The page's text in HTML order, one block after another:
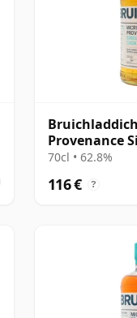
Provenance
2011 13 años
70cl • 62.8%
116 € ?